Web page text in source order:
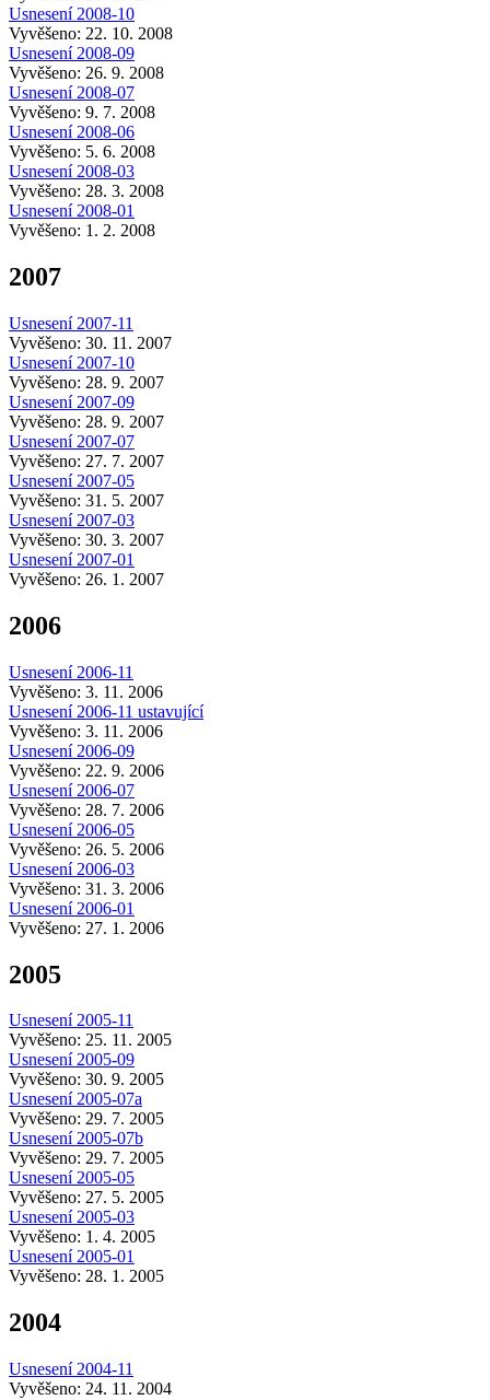
Usnesení 2008-10
Vyvěšeno: 22. 10. 2008
Usnesení 2008-09
Vyvěšeno: 26. 9. 2008
Usnesení 2008-07
Vyvěšeno: 9. 7. 2008
Usnesení 2008-06
Vyvěšeno: 5. 6. 2008
Usnesení 2008-03
Vyvěšeno: 28. 3. 2008
Usnesení 2008-01
Vyvěšeno: 1. 2. 2008
2007
Usnesení 2007-11
Vyvěšeno: 30. 11. 2007
Usnesení 2007-10
Vyvěšeno: 28. 9. 2007
Usnesení 2007-09
Vyvěšeno: 28. 9. 2007
Usnesení 2007-07
Vyvěšeno: 27. 7. 2007
Usnesení 2007-05
Vyvěšeno: 31. 5. 2007
Usnesení 2007-03
Vyvěšeno: 30. 3. 2007
Usnesení 2007-01
Vyvěšeno: 26. 1. 2007
2006
Usnesení 2006-11
Vyvěšeno: 3. 11. 2006
Usnesení 2006-11 ustavující
Vyvěšeno: 3. 11. 2006
Usnesení 2006-09
Vyvěšeno: 22. 9. 2006
Usnesení 2006-07
Vyvěšeno: 28. 7. 2006
Usnesení 2006-05
Vyvěšeno: 26. 5. 2006
Usnesení 2006-03
Vyvěšeno: 31. 3. 2006
Usnesení 2006-01
Vyvěšeno: 27. 1. 2006
2005
Usnesení 2005-11
Vyvěšeno: 25. 11. 2005
Usnesení 2005-09
Vyvěšeno: 30. 9. 2005
Usnesení 2005-07a
Vyvěšeno: 29. 7. 2005
Usnesení 2005-07b
Vyvěšeno: 29. 7. 2005
Usnesení 2005-05
Vyvěšeno: 27. 5. 2005
Usnesení 2005-03
Vyvěšeno: 1. 4. 2005
Usnesení 2005-01
Vyvěšeno: 28. 1. 2005
2004
Usnesení 2004-11
Vyvěšeno: 24. 11. 2004